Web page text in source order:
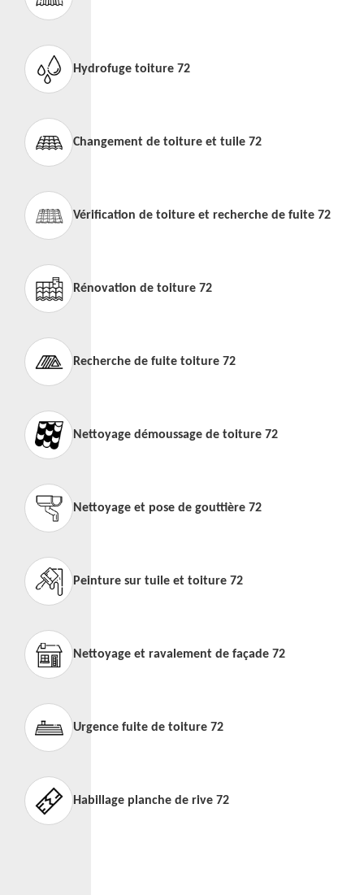
Hydrofuge toiture 72
Changement de toiture et tuile 72
Vérification de toiture et recherche de fuite 72
Rénovation de toiture 72
Recherche de fuite toiture 72
Nettoyage démoussage de toiture 72
Nettoyage et pose de gouttière 72
Peinture sur tuile et toiture 72
Nettoyage et ravalement de façade 72
Urgence fuite de toiture 72
Habillage planche de rive 72